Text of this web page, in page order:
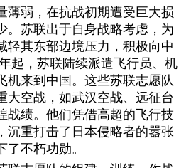
弱，在抗战初期遭受巨大损
。苏联出于自身战略考虑，为
轻其东部边境压力，积极向中
起，苏联陆续派遣飞行员、机
机来到中国。这些苏联志愿队
大空战，如武汉空战、远征台
战绩。他们凭借高超的飞行技
沉重打击了日本侵略者的嚣张
不朽功勋。